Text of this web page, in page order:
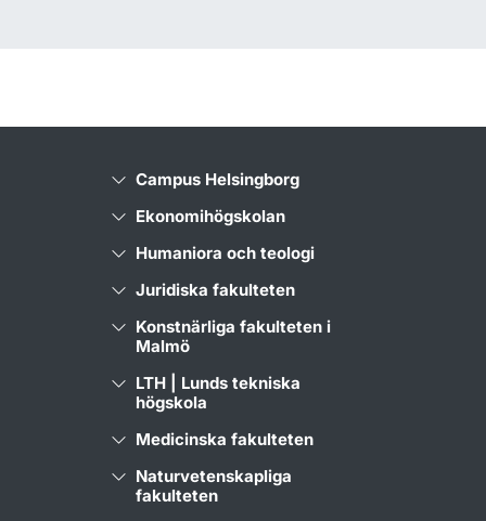
Campus Helsingborg
Ekonomihögskolan
Humaniora och teologi
Juridiska fakulteten
Konstnärliga fakulteten i
Malmö
LTH | Lunds tekniska
högskola
Medicinska fakulteten
Naturvetenskapliga
fakulteten